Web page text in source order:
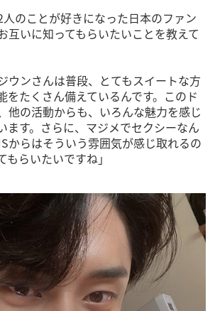
のことが好きになった日本のファン
互いに知ってもらいたいことを教えて
ウンさんは普段、とてもスイートな方
をたくさん備えているんです。このド
他の活動からも、いろんな魅力を感じ
ます。さらに、マジメでセクシーなん
からはそういう雰囲気が感じ取れるの
もらいたいですね」